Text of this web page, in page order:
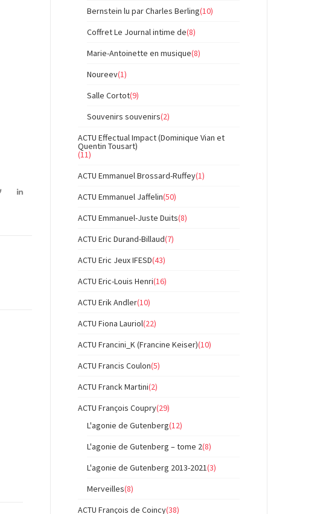
Bernstein lu par Charles Berling(10)
Coffret Le Journal intime de(8)
Marie-Antoinette en musique(8)
Noureev(1)
Salle Cortot(9)
Souvenirs souvenirs(2)
ACTU Effectual Impact (Dominique Vian et
Quentin Tousart)
(11)
ACTU Emmanuel Brossard-Ruffey(1)
ACTU Emmanuel Jaffelin(50)
ACTU Emmanuel-Juste Duits(8)
ACTU Eric Durand-Billaud(7)
ACTU Eric Jeux IFESD(43)
ACTU Eric-Louis Henri(16)
ACTU Erik Andler(10)
ACTU Fiona Lauriol(22)
ACTU Francini_K (Francine Keiser)(10)
ACTU Francis Coulon(5)
ACTU Franck Martini(2)
ACTU François Coupry(29)
L'agonie de Gutenberg(12)
L'agonie de Gutenberg – tome 2(8)
L'agonie de Gutenberg 2013-2021(3)
Merveilles(8)
ACTU François de Coincy(38)